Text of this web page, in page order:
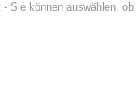
Sie können auswählen, ob